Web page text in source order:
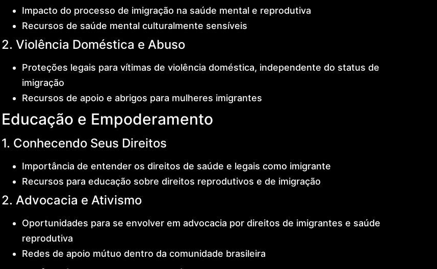
Impacto do processo de imigração na saúde mental e reprodutiva
Recursos de saúde mental culturalmente sensíveis
2. Violência Doméstica e Abuso
Proteções legais para vítimas de violência doméstica, independente do status de
imigração
Recursos de apoio e abrigos para mulheres imigrantes
Educação e Empoderamento
1. Conhecendo Seus Direitos
Importância de entender os direitos de saúde e legais como imigrante
Recursos para educação sobre direitos reprodutivos e de imigração
2. Advocacia e Ativismo
Oportunidades para se envolver em advocacia por direitos de imigrantes e saúde
reprodutiva
Redes de apoio mútuo dentro da comunidade brasileira